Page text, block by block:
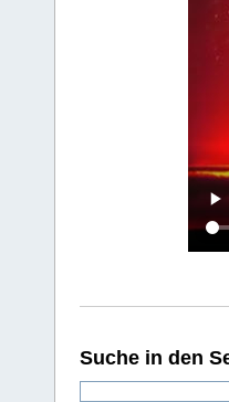
Suche in den